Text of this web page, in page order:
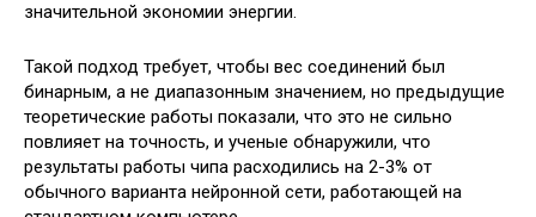
значительной экономии энергии.
Такой подход требует, чтобы вес соединений был
бинарным, а не диапазонным значением, но предыдущие
теоретические работы показали, что это не сильно
повлияет на точность, и ученые обнаружили, что
результаты работы чипа расходились на 2-3% от
обычного варианта нейронной сети, работающей на